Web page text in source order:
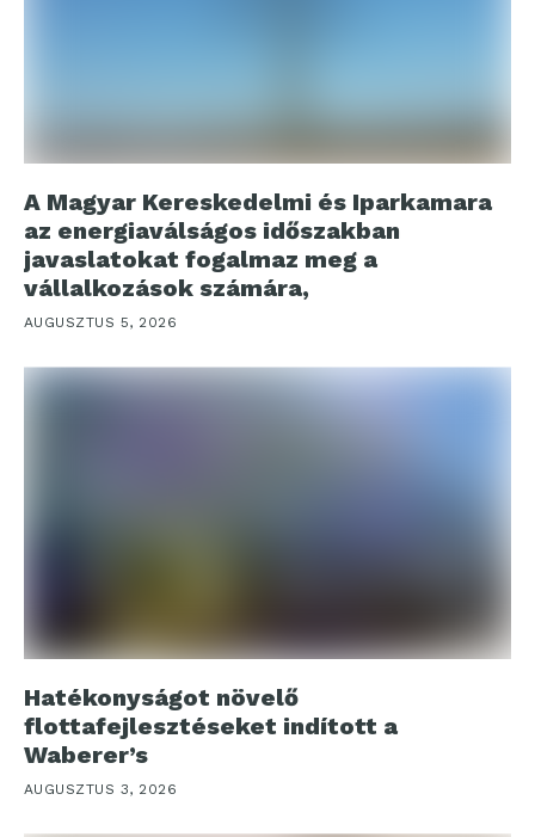
A Magyar Kereskedelmi és Iparkamara
az energiaválságos időszakban
javaslatokat fogalmaz meg a
vállalkozások számára,
AUGUSZTUS 5, 2026
Hatékonyságot növelő
flottafejlesztéseket indított a
Waberer’s
AUGUSZTUS 3, 2026